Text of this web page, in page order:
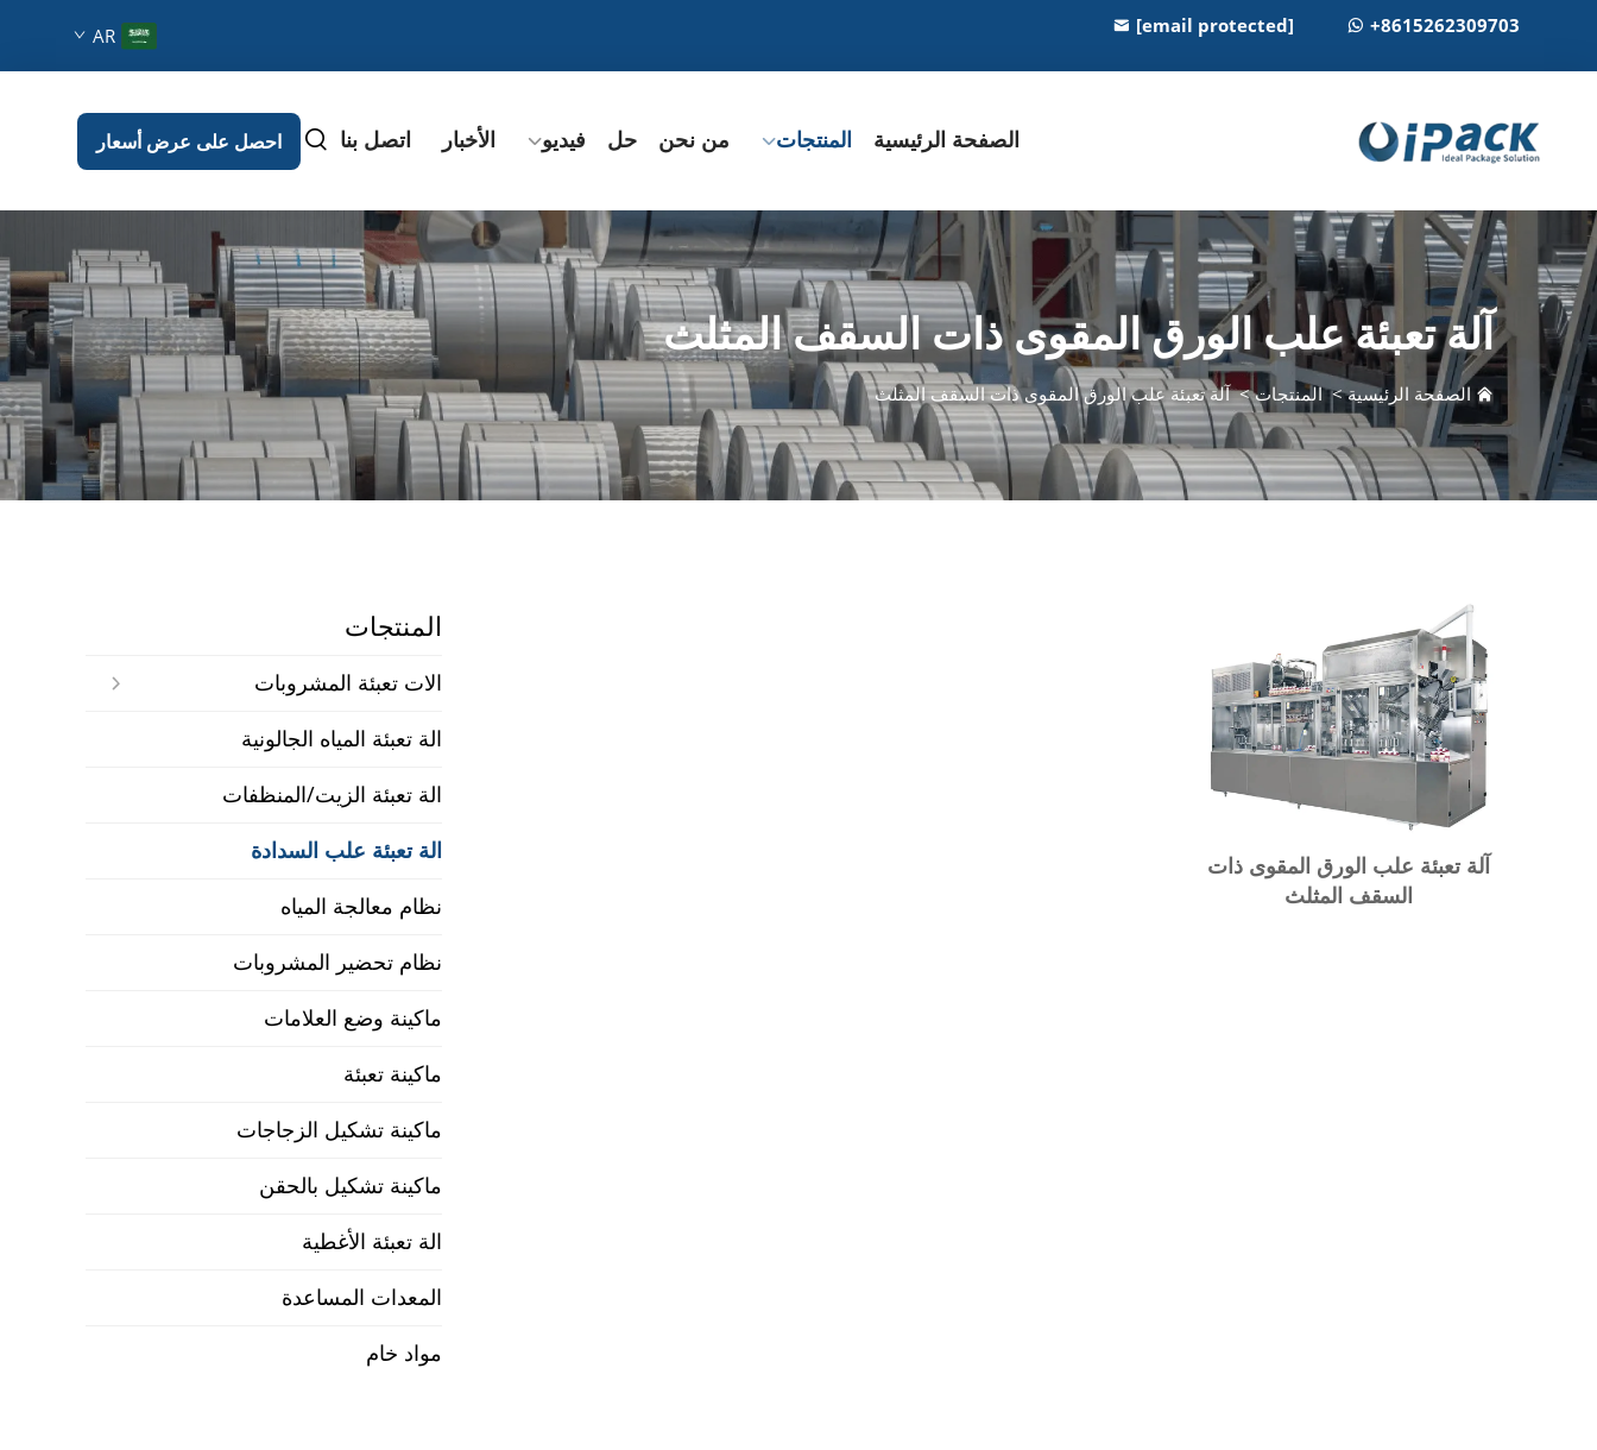
+8615262309703
[email protected]
AR
الصفحة الرئيسية المنتجات من نحن حل فيديو الأخبار اتصل بنا احصل على عرض أسعار
آلة تعبئة علب الورق المقوى ذات السقف المثلث
الصفحة الرئيسية>المنتجات>آلة تعبئة علب الورق المقوى ذات السقف المثلث
المنتجات
الات تعبئة المشروبات
الة تعبئة المياه الجالونية
الة تعبئة الزيت/المنظفات
الة تعبئة علب السدادة
نظام معالجة المياه
نظام تحضير المشروبات
ماكينة وضع العلامات
ماكينة تعبئة
ماكينة تشكيل الزجاجات
ماكينة تشكيل بالحقن
الة تعبئة الأغطية
المعدات المساعدة
مواد خام
آلة تعبئة علب الورق المقوى ذات
السقف المثلث